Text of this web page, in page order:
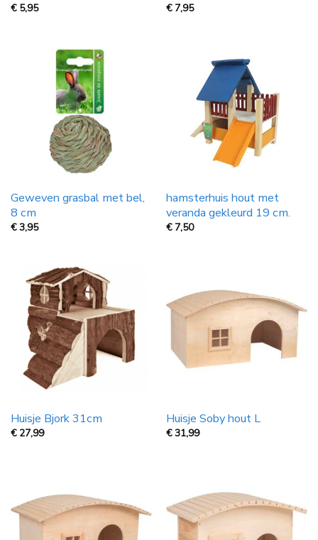
€ 5,95 € 7,95
Geweven grasbal met bel,
8 cm
€3,95
hamsterhuis hout met
veranda gekleurd 19 cm.
€ 7,50
Huisje Bjork 31cm
€ 27,99
Huisje Soby hout L
€31,99